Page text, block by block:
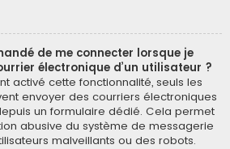
de me connecter lorsque je
électronique d’un utilisateur ?
activé cette fonctionnalité, seuls les
envoyer des courriers électroniques
un formulaire dédié. Cela permet
abusive du système de messagerie
malveillants ou des robots.